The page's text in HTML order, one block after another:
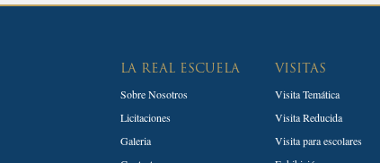
LA REAL ESCUELA
Sobre Nosotros
Licitaciones
Galeria
VISITAS
Visita Temática
Visita Reducida
Visita para escolares